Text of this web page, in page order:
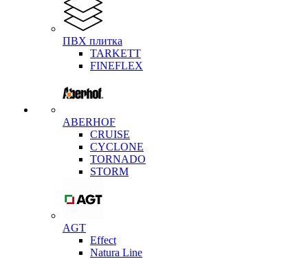
ПВХ плитка
TARKETT
FINEFLEX
ABERHOF
CRUISE
CYCLONE
TORNADO
STORM
AGT
Effect
Natura Line